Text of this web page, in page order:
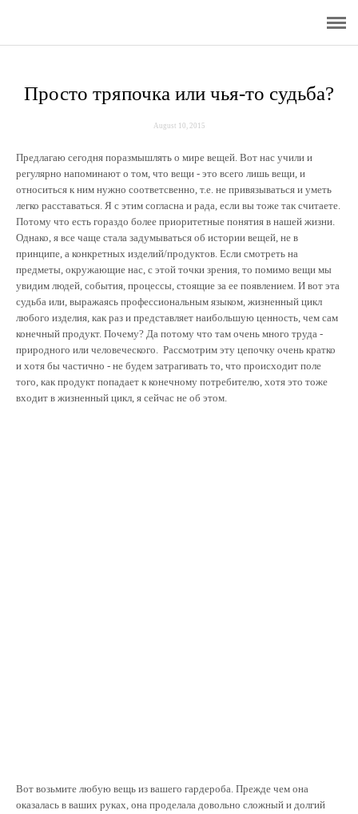
О бренде
Доставка
Акции бутика
Рекомендации по уходу
Сотрудничество
Отзывы
Блог
Контакты
Просто тряпочка или чья-то судьба?
August 10, 2015
Предлагаю сегодня поразмышлять о мире вещей. Вот нас учили и
регулярно напоминают о том, что вещи - это всего лишь вещи, и
относиться к ним нужно соответсвенно, т.е. не привязываться и уметь
легко расставаться. Я с этим согласна и рада, если вы тоже так считаете.
Потому что есть гораздо более приоритетные понятия в нашей жизни.
Однако, я все чаще стала задумываться об истории вещей, не в
принципе, а конкретных изделий/продуктов. Если смотреть на
предметы, окружающие нас, с этой точки зрения, то помимо вещи мы
увидим людей, события, процессы, стоящие за ее появлением. И вот эта
судьба или, выражаясь профессиональным языком, жизненный цикл
любого изделия, как раз и представляет наибольшую ценность, чем сам
конечный продукт. Почему? Да потому что там очень много труда -
природного или человеческого. Рассмотрим эту цепочку очень кратко
и хотя бы частично - не будем затрагивать то, что происходит поле
того, как продукт попадает к конечному потребителю, хотя это тоже
входит в жизненный цикл, я сейчас не об этом.
Вот возьмите любую вещь из вашего гардероба. Прежде чем она
оказалась в ваших руках, она проделала довольно сложный и долгий